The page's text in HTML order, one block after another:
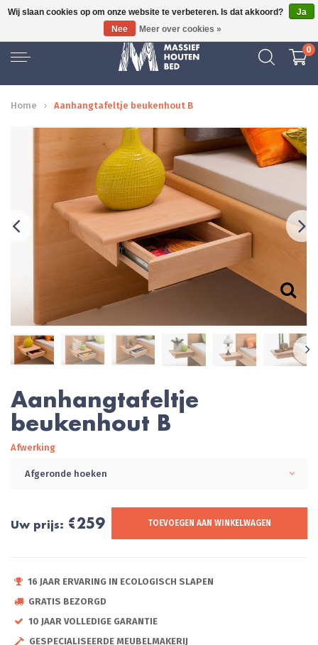
GRATIS BEZORGD
0
Home Aanhangtafeltje beukenhout B
Aanhangtafeltje
beukenhout B
Afwerking
Afgeronde hoeken
Uw prijs: €259 TOEVOEGEN AAN WINKELWAGEN
16 JAAR ERVARING IN ECOLOGISCH SLAPEN
GRATIS BEZORGD
10 JAAR VOLLEDIGE GARANTIE
GESPECIALISEERDE MEUBELMAKERIJ
Wij slaan cookies op om onze website te verbeteren. Is dat akkoord?
Ja
Nee
Meer over cookies »